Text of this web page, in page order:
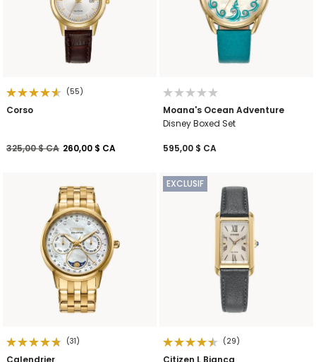
(55)
Corso
Prix réduit de
325,00 $ CAà260,00 $ CA
Moana's Ocean Adventure
Disney Boxed Set
595,00 $ CA
(31)
Calendrier
EXCLUSIF
(29)
Citizen L Bianca